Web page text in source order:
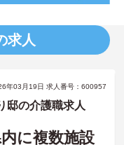
求人
年03月19日 求人番号：600957
の介護職求人
に複数施設